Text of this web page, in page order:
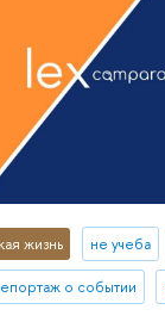
жизнь не учеба
о событии